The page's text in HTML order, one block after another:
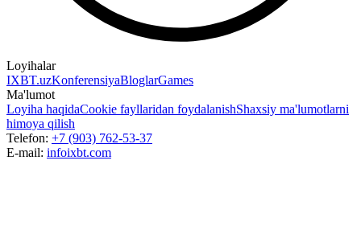
Loyihalar
IXBT.uzKonferensiyaBloglarGames
Ma'lumot
Loyiha haqidaCookie fayllaridan foydalanishShaxsiy ma'lumotlarni
himoya qilish
Telefon: +7 (903) 762-53-37
E-mail: infoixbt.com